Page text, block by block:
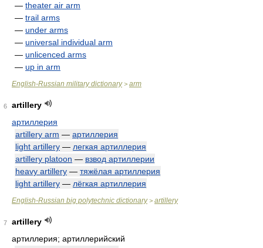
— theater air arm
— trail arms
— under arms
— universal individual arm
— unlicenced arms
— up in arm
English-Russian military dictionary> arm
6
artillery
артиллерия
artillery arm — артиллерия
light artillery — легкая артиллерия
artillery platoon — взвод артиллерии
heavy artillery — тяжёлая артиллерия
light artillery — лёгкая артиллерия
English-Russian big polytechnic dictionary> artillery
7
artillery
артиллерия; артиллерийский